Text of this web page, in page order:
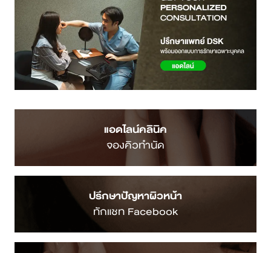
แอดไลน์คลินิค
จองคิวทำนัด
ปรึกษาปัญหาผิวหน้า
ทักแชท Facebook